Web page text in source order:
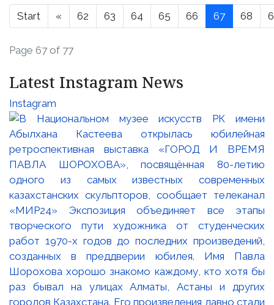
Start « 62 63 64 65 66 67 68
Page 67 of 77
Latest Instagram News
Instagram